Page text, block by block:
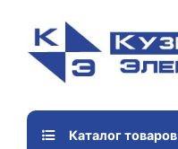
Каталог товаров